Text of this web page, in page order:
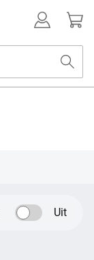
Kenmerken
Uit